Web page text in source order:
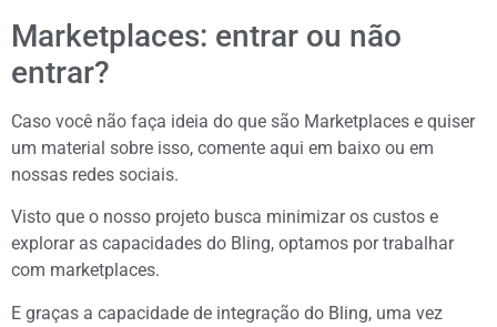
Marketplaces: entrar ou não
entrar?
Caso você não faça ideia do que são Marketplaces e quiser
um material sobre isso, comente aqui em baixo ou em
nossas redes sociais.
Visto que o nosso projeto busca minimizar os custos e
explorar as capacidades do Bling, optamos por trabalhar
com marketplaces.
E graças a capacidade de integração do Bling, uma vez